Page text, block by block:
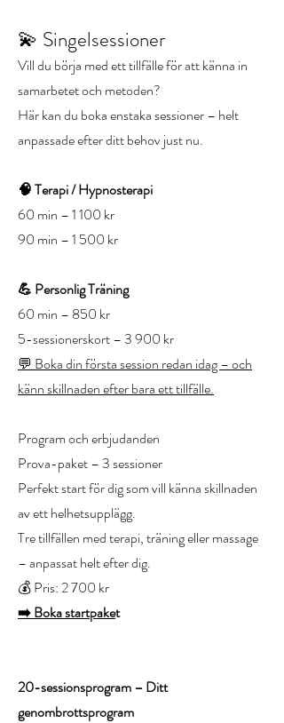
💫 Singelsessioner
Vill du börja med ett tillfälle för att känna in
samarbetet och metoden?
Här kan du boka enstaka sessioner – helt
anpassade efter ditt behov just nu.
🧠 Terapi / Hypnosterapi
60 min – 1 100 kr
90 min – 1 500 kr
💪 Personlig Träning
60 min – 850 kr
5-sessionerskort – 3 900 kr
💬 Boka din första session redan idag – och
känn skillnaden efter bara ett tillfälle.
Program och erbjudanden
Prova-paket – 3 sessioner
Perfekt start för dig som vill känna skillnaden
av ett helhetsupplägg.
Tre tillfällen med terapi, träning eller massage
– anpassat helt efter dig.
💰 Pris: 2 700 kr
➡️ Boka startpaket
20-sessionsprogram – Ditt
genombrottsprogram